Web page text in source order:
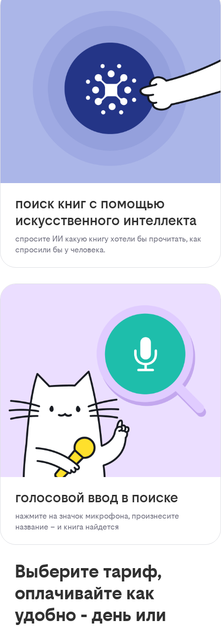
поиск книг с помощью
искусственного интеллекта
спросите ИИ какую книгу хотели бы прочитать, как
спросили бы у человека.
голосовой ввод в поиске
нажмите на значок микрофона, произнесите
название – и книга найдется
Выберите тариф,
оплачивайте как
удобно - день или